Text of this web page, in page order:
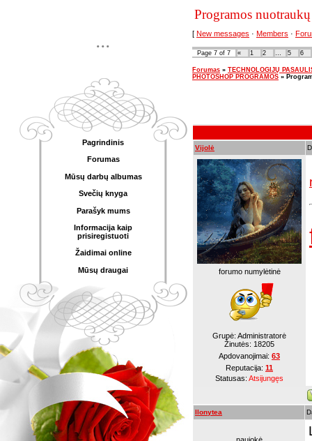
...
Pagrindinis
Forumas
Mūsų darbų albumas
Svečių knyga
Parašyk mums
Informacija kaip
prisiregistuoti
Žaidimai online
Mūsų draugai
Programos
[ New messages · Members ·
Page 7 of 7 « 1 2 … 5 6
Forumas » TECHNOLOGIJŲ
PHOTOSHOP PROGRAMOS »
Vijolė
forumo numylėtinė
Grupė: Administratorė
Žinutės: 18205
Apdovanojimai: 63
Reputacija: 11
Statusas: Atsijungęs
Ilonytea